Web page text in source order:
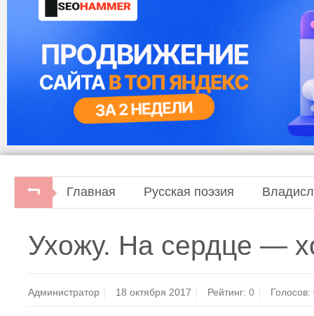
Главная Русская поэзия
Ухожу. На сердце —
Администратор 18 октября 2017 Рейтинг:0 Голосов: